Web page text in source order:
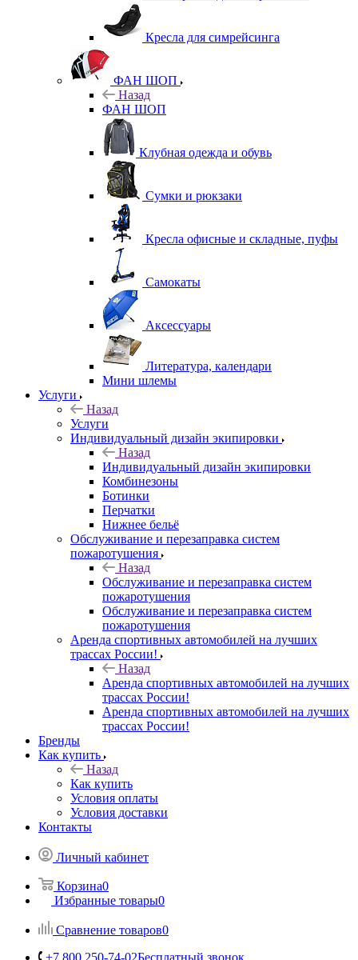
Кресла для симрейсинга
ФАН ШОП
Назад
ФАН ШОП
Клубная одежда и обувь
Сумки и рюкзаки
Кресла офисные и складные, пуфы
Самокаты
Аксессуары
Литература, календари
Мини шлемы
Услуги
Назад
Услуги
Индивидуальный дизайн экипировки
Назад
Индивидуальный дизайн экипировки
Комбинезоны
Ботинки
Перчатки
Нижнее бельё
Обслуживание и перезаправка систем
пожаротушения
Назад
Обслуживание и перезаправка систем
пожаротушения
Обслуживание и перезаправка систем
пожаротушения
Аренда спортивных автомобилей на лучших
трассах России!
Назад
Аренда спортивных автомобилей на лучших
трассах России!
Аренда спортивных автомобилей на лучших
трассах России!
Бренды
Как купить
Назад
Как купить
Условия оплаты
Условия доставки
Контакты
Личный кабинет
Корзина0
Избранные товары0
Сравнение товаров0
+7 800 250-74-02Бесплатный звонок